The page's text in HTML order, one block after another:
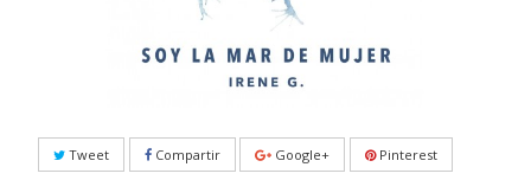
Tweet Compartir Google+ Pinterest